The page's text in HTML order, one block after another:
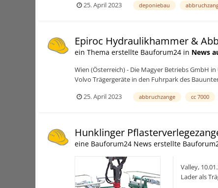
25. April 2023 deponiebau
Epiroc Hydraulikhammer &
ein Thema erstellte Bauforum24 in News
Wien (Österreich) - Die Magyer Betriebs GmbH
Volvo Trägergeräte in den Fuhrpark des
25. April 2023
abbruchzange cc 7000
Hunklinger
eine Bauforum24 News erstellte
Valley,
Lader als